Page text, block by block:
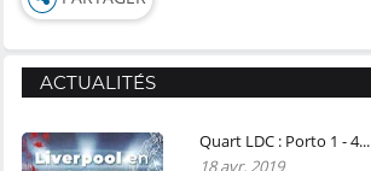
ACTUALITÉS
Quart LDC : Porto 1 - 4...
18 avr. 2019